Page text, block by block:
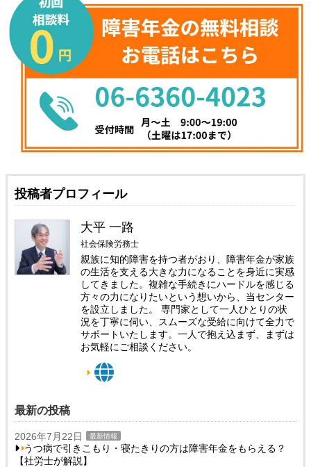
投稿者プロフィール
大平 一路
社会保険労務士
親族に知的障害を持つ者がおり、障害年金が家族
の生活を支える大きな力になることを身近に実感
してきました。複雑な手続きにハードルを感じる
方々の力になりたいという想いから、当センター
を設立しました。 専門家として一人ひとりの状
況を丁寧に伺い、スムーズな受給に向けて全力で
サポートいたします。一人で抱え込まず、まずは
お気軽にご相談ください。
最新の投稿
2026年7月22日 最新情報
うつ病で引きこもり・寝たきりの方は障害年金をもらえる？
【社労士が解説】